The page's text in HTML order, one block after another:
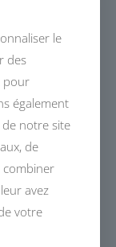
de Devalliet
le
des
pour
également
notre site
de
combiner
avez
votre